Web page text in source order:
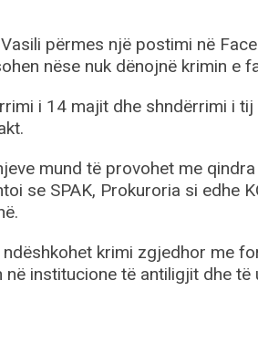
përmes një postimi në
nëse nuk dënojnë krimin e
i 14 majit dhe shndërrimi i
mund të provohet me
se SPAK, Prokuroria si edhe
krimi zgjedhor me
institucione të antiligjit dhe të